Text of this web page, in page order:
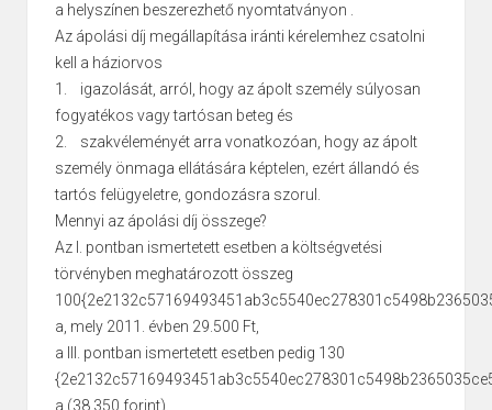
a helyszínen beszerezhető nyomtatványon .
Az ápolási díj megállapítása iránti kérelemhez csatolni
kell a háziorvos
1. igazolását, arról, hogy az ápolt személy súlyosan
fogyatékos vagy tartósan beteg és
2. szakvéleményét arra vonatkozóan, hogy az ápolt
személy önmaga ellátására képtelen, ezért állandó és
tartós felügyeletre, gondozásra szorul.
Mennyi az ápolási díj összege?
Az I. pontban ismertetett esetben a költségvetési
törvényben meghatározott összeg
a, mely 2011. évben 29.500 Ft,
a III. pontban ismertetett esetben pedig 130
a (38.350 forint).